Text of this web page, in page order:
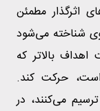
اثرگذار مطمئن
شناخته می‌شود
اهداف بالاتر که
واحدی است، حرکت کند.
می‌کنند، در